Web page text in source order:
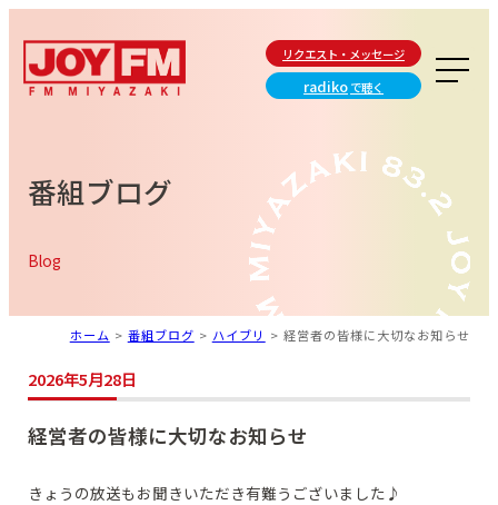
リクエスト・メッセージ
radiko で聴く
番組ブログ
Blog
ホーム > 番組ブログ > ハイブリ > 経営者の皆様に大切なお知らせ
2026年5月28日
経営者の皆様に大切なお知らせ
きょうの放送もお聞きいただき有難うございました♪